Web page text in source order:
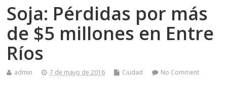
Soja: Pérdidas por más
de $5 millones en Entre
Ríos
admin 7 de mayo de 2016 Ciudad No Comment